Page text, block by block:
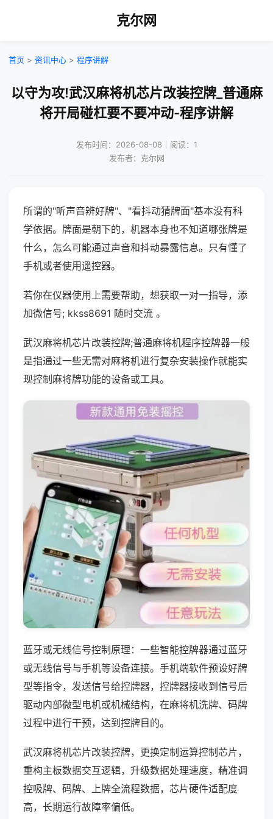
克尔网
首页 > 资讯中心 > 程序讲解
以守为攻!武汉麻将机芯片改装控牌_普通麻
将开局碰杠要不要冲动-程序讲解
发布时间：2026-08-08｜阅读：1
发布者：克尔网
所谓的"听声音辨好牌"、"看抖动猜牌面"基本没有科
学依据。牌面是朝下的，机器本身也不知道哪张牌是
什么，怎么可能通过声音和抖动暴露信息。只有懂了
手机或者使用遥控器。
若你在仪器使用上需要帮助，想获取一对一指导，添
加微信号; kkss8691 随时交流 。
武汉麻将机芯片改装控牌;普通麻将机程序控牌器一般
是指通过一些无需对麻将机进行复杂安装操作就能实
现控制麻将牌功能的设备或工具。
蓝牙或无线信号控制原理：一些智能控牌器通过蓝牙
或无线信号与手机等设备连接。手机端软件预设好牌
型等指令，发送信号给控牌器，控牌器接收到信号后
驱动内部微型电机或机械结构，在麻将机洗牌、码牌
过程中进行干预，达到控牌目的。
武汉麻将机芯片改装控牌，更换定制运算控制芯片，
重构主板数据交互逻辑，升级数据处理速度，精准调
控吸牌、码牌、上牌全流程数据，芯片硬件适配度
高，长期运行故障率偏低。